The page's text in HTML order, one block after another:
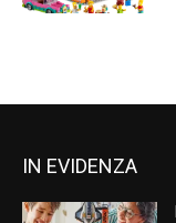
IN EVIDENZA